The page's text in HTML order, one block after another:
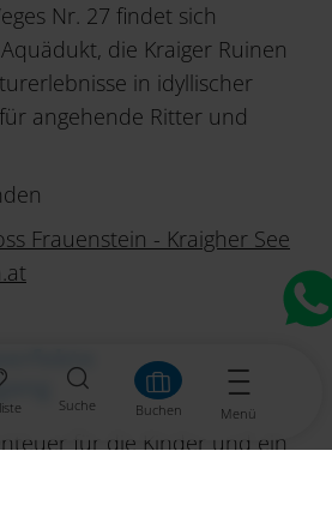
Suche Buchen Menü
Nr. 27 findet sich
die Kraiger Ruinen
in idyllischer
angehende Ritter und
Frauenstein - Kraigher See
für die Kinder und ein